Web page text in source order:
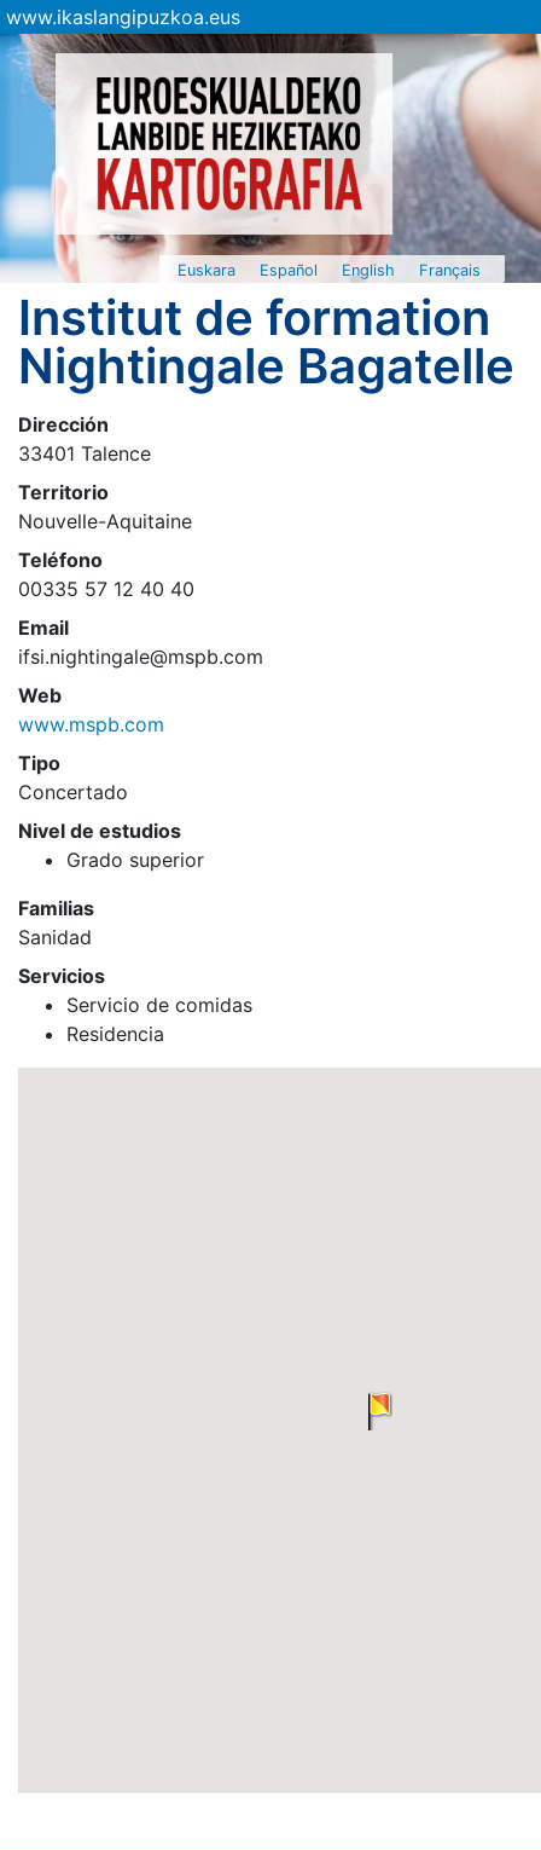
www.ikaslangipuzkoa.eus
Euskara Español English Français
Institut de formation
Nightingale Bagatelle
Dirección
33401 Talence
Territorio
Nouvelle-Aquitaine
Teléfono
00335 57 12 40 40
Email
ifsi.nightingale@mspb.com
Web
www.mspb.com
Tipo
Concertado
Nivel de estudios
Grado superior
Familias
Sanidad
Servicios
Servicio de comidas
Residencia